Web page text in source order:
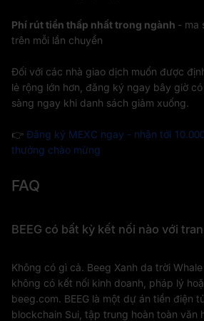
Phí rút tiền thấp nhất trong ngành - ma
trên mỗi lần chuyển
Đối với các nhà giao dịch muốn được
lẻ rộng lớn hơn, đăng ký ngay bây giờ
sàng ngay khi danh sách giảm xuống.
👉 Đăng ký MEXC ngay - nhận tới
thưởng chào mừng
FAQ
BEEG có bất kỳ kết nối nào với
Không có gì cả. Beeg Xanh da trời Whale
không có kết nối kinh doanh, pháp lý
beeg.com. BEEG là một dự án tiền điện
blockchain Sui, tập trung hoàn toàn văn